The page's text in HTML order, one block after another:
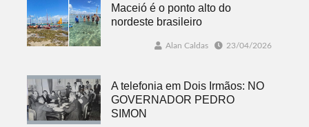
Maceió é o ponto alto do
nordeste brasileiro
Alan Caldas 23/04/2026
A telefonia em Dois Irmãos: NO
GOVERNADOR PEDRO
SIMON